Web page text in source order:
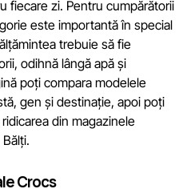
fiecare zi. Pentru cumpărătorii
este importantă în special
trebuie să fie
odihnă lângă apă și
poți compara modelele
gen și destinație, apoi poți
din magazinele
Crocs